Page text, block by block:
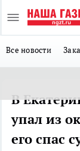
Все новости
В
упал из
его спас